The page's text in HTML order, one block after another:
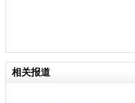
相关报道